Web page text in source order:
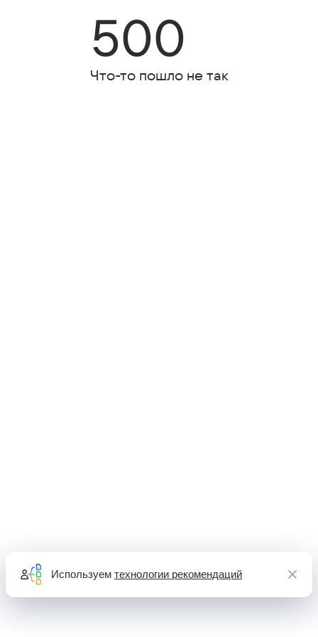
500
Что-то пошло не так
Используем технологии рекомендаций